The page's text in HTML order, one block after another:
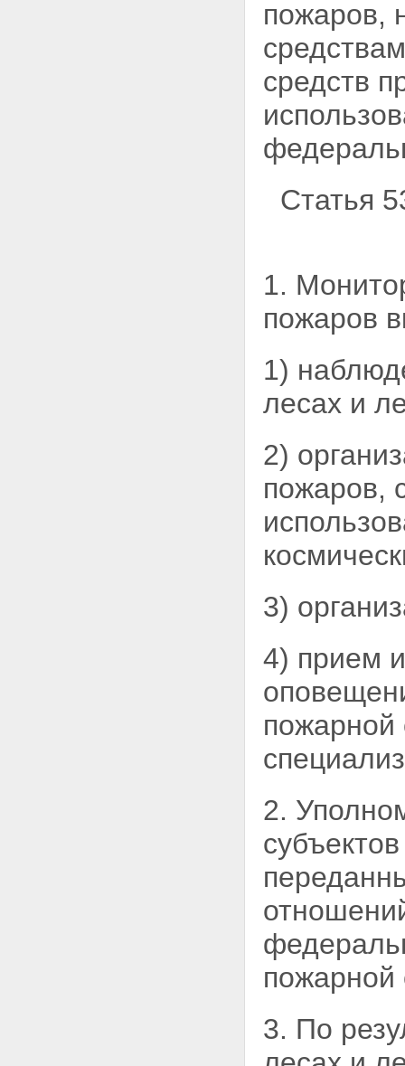
пожаров,
средств
Статья
1.
пожаров
1)
лесах и
2)
пожаров,
3)
4) прием
пожарной
2.
пожарной
3. По